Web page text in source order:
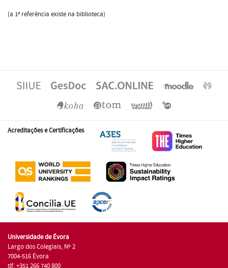
(a 1ª referência existe na biblioteca)
Acreditações e Certificações
Universidade de Évora
Largo dos Colegiais, Nº 2
7004-516 Évora
tlf: +351 266 740 800